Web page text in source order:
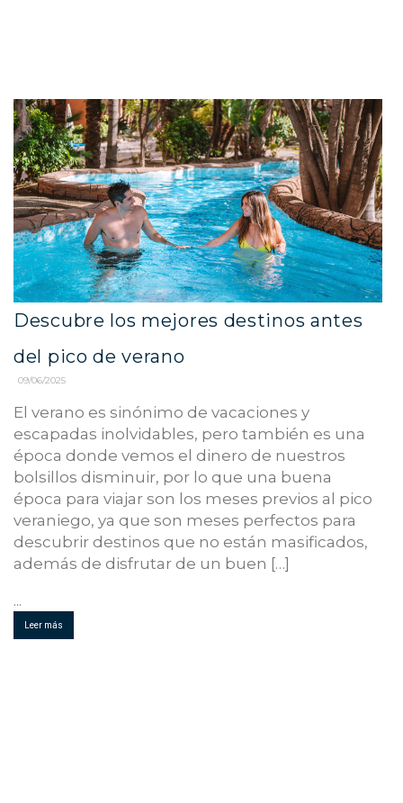
Descubre los mejores destinos antes
del pico de verano
09/06/2025
El verano es sinónimo de vacaciones y
escapadas inolvidables, pero también es una
época donde vemos el dinero de nuestros
bolsillos disminuir, por lo que una buena
época para viajar son los meses previos al pico
veraniego, ya que son meses perfectos para
descubrir destinos que no están masificados,
además de disfrutar de un buen […]
...
Leer más